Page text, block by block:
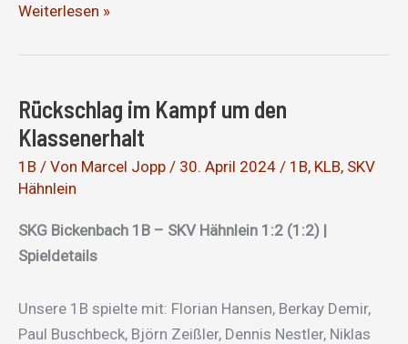
Ein
ein
ein
Ziel
Weiterlesen »
Rückschlag im Kampf um den
Klassenerhalt
1B / Von Marcel Jopp / 30. April 2024 / 1B, KLB, SKV
Hähnlein
SKG Bickenbach 1B – SKV Hähnlein 1:2 (1:2) |
Spieldetails
Unsere 1B spielte mit: Florian Hansen, Berkay Demir,
Paul Buschbeck, Björn Zeißler, Dennis Nestler, Niklas